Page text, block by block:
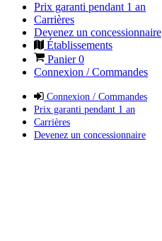
Prix garanti pendant 1 an
Carrières
Devenez un concessionnaire
Établissements
Panier0
Connexion / Commandes
Connexion / Commandes
Prix garanti pendant 1 an
Carrières
Devenez un concessionnaire